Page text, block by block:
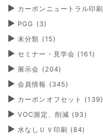
カーボンニュートラル印刷
PGG (3)
未分類 (15)
セミナー・見学会 (161)
展示会 (204)
会員情報 (345)
カーボンオフセット
(139)
VOC測定、削減 (93)
水なしＵＶ印刷 (84)